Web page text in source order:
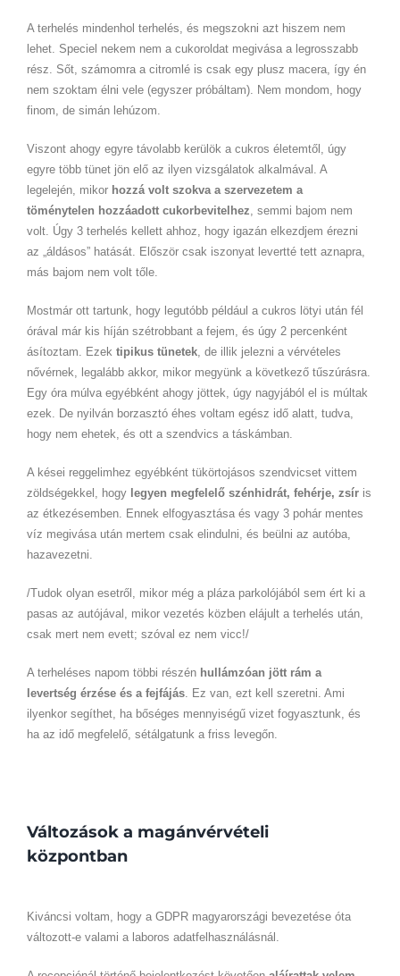
A terhelés mindenhol terhelés, és megszokni azt hiszem nem
lehet. Speciel nekem nem a cukoroldat megivása a legrosszabb
rész. Sőt, számomra a citromlé is csak egy plusz macera, így én
nem szoktam élni vele (egyszer próbáltam). Nem mondom, hogy
finom, de simán lehúzom.
Viszont ahogy egyre távolabb kerülök a cukros életemtől, úgy
egyre több tünet jön elő az ilyen vizsgálatok alkalmával. A
legelején, mikor hozzá volt szokva a szervezetem a
töménytelen hozzáadott cukorbevitelhez , semmi bajom nem
volt. Úgy 3 terhelés kellett ahhoz, hogy igazán elkezdjem érezni
az „áldásos” hatását. Először csak iszonyat levertté tett aznapra,
más bajom nem volt tőle.
Mostmár ott tartunk, hogy legutóbb például a cukros lötyi után fél
órával már kis híján szétrobbant a fejem, és úgy 2 percenként
ásítoztam. Ezek tipikus tünetek, de illik jelezni a vérvételes
nővérnek, legalább akkor, mikor megyünk a következő tűszúrásra.
Egy óra múlva egyébként ahogy jöttek, úgy nagyjából el is múltak
ezek. De nyilván borzasztó éhes voltam egész idő alatt, tudva,
hogy nem ehetek, és ott a szendvics a táskámban.
A kései reggelimhez egyébként tükörtojásos szendvicset vittem
zöldségekkel, hogylegyen megfelelő szénhidrát, fehérje, zsíris
az étkezésemben. Ennek elfogyasztása és vagy 3 pohár mentes
víz megivása után mertem csak elindulni, és beülni az autóba,
hazavezetni.
/Tudok olyan esetről, mikor még a pláza parkolójából sem ért ki a
pasas az autójával, mikor vezetés közben elájult a terhelés után,
csak mert nem evett; szóval ez nem vicc!/
A terheléses napom többi részén hullámzóan jött rám a
levertség érzése és a fejfájás. Ez van, ezt kell szeretni. Ami
ilyenkor segíthet, ha bőséges mennyiségű vizet fogyasztunk, és
ha az idő megfelelő, sétálgatunk a friss levegőn.
Változások a magánvérvételi
központban
Kiváncsi voltam, hogy a GDPR magyarországi bevezetése óta
változott-e valami a laboros adatfelhasználásnál.